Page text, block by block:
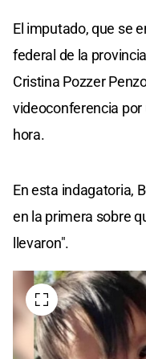
El imputado, que se
federal de la
Cristina Pozzer
videoconferencia por
hora.
En esta indagatoria,
en la primera sobre
llevaron".